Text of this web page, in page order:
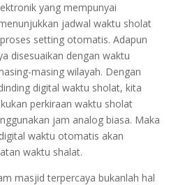
yang mempunyai
jadwal waktu sholat
setting otomatis. Adapun
disesuaikan dengan waktu
masing wilayah. Dengan
digital waktu sholat, kita
perkiraan waktu sholat
jam analog biasa. Maka
waktu otomatis akan
waktu shalat.
masjid terpercaya bukanlah hal